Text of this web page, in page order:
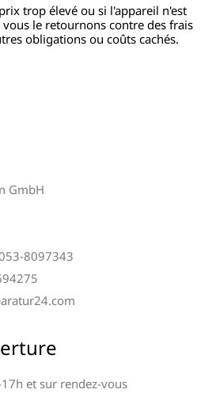
trop élevé ou si l'appareil n'est
le retournons contre des frais
obligations ou coûts cachés.
GmbH
8097343
et sur rendez-vous